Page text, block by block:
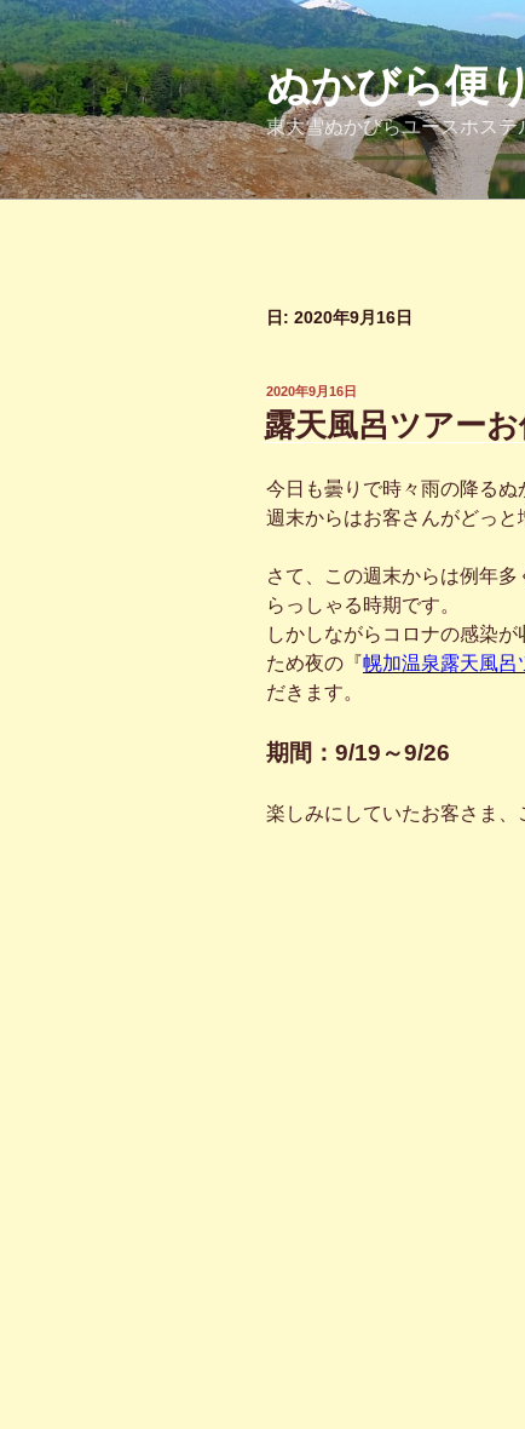
コ
ン
テ
ン
ツ
へ
ス
ぬかびら便
東大雪ぬかびらユースホス
日: 2020年9月16日
投
稿
日:
2020年9月16日
露天風呂ツアー
今日も曇りで時々雨の降るぬ
週末からはお客さんがどっ
さて、この週末からは例年
らっしゃる時期です。
しかしながらコロナの感染
ため夜の『幌加温泉露天風呂
だきます。
期間：9/19～9/26
楽しみにしていたお客さま、